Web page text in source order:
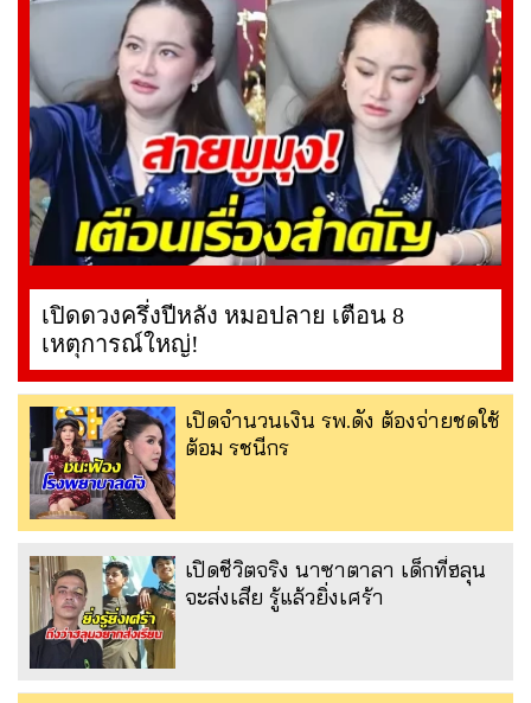
เปิดดวงครึ่งปีหลัง หมอปลาย เตือน 8
เหตุการณ์ใหญ่!
เปิดจำนวนเงิน รพ.ดัง ต้องจ่ายชดใช้
ต้อม รชนีกร
เปิดชีวิตจริง นาซาตาลา เด็กที่ฮลุน
จะส่งเสีย รู้แล้วยิ่งเศร้า